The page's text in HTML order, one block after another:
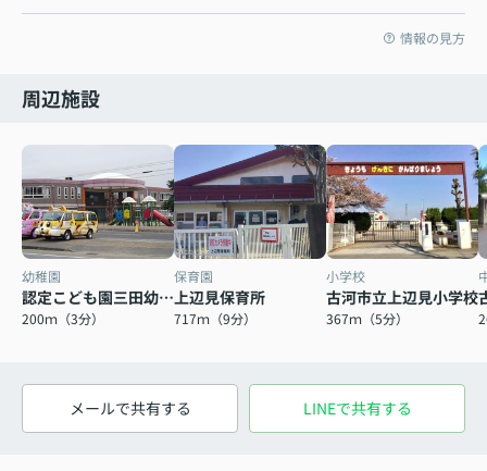
情報の見方
周辺施設
幼稚園
認定こども園三田幼稚園
200ｍ（3分）
保育園
上辺見保育所
717ｍ（9分）
小学校
古河市立上辺見小学校
367ｍ（5分）
メールで共有する LINEで共有する